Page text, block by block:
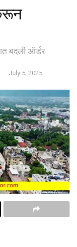
बदली ऑर्डर
July 5, 2025